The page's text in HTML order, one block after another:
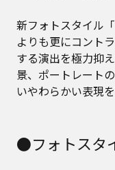
新フォトスタイル
よりも更にコント
する演出を極⼒抑
景、ポートレート
いやわらかい表現
●フォトスタ